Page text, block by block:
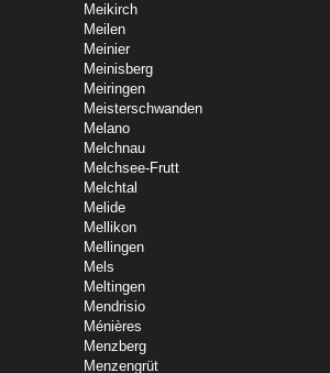
Meikirch
Meilen
Meinier
Meinisberg
Meiringen
Meisterschwanden
Melano
Melchnau
Melchsee-Frutt
Melchtal
Melide
Mellikon
Mellingen
Mels
Meltingen
Mendrisio
Ménières
Menzberg
Menzengrüt